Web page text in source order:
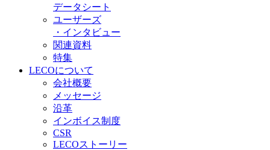
データシート
ユーザーズ
・インタビュー
関連資料
特集
LECOについて
会社概要
メッセージ
沿革
インボイス制度
CSR
LECOストーリー